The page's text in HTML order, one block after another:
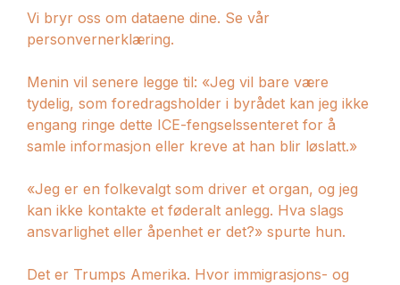
Vi bryr oss om dataene dine. Se vår
personvernerklæring.
Menin vil senere legge til: «Jeg vil bare være
tydelig, som foredragsholder i byrådet kan jeg ikke
engang ringe dette ICE-fengselssenteret for å
samle informasjon eller kreve at han blir løslatt.»
«Jeg er en folkevalgt som driver et organ, og jeg
kan ikke kontakte et føderalt anlegg. Hva slags
ansvarlighet eller åpenhet er det?» spurte hun.
Det er Trumps Amerika. Hvor immigrasjons- og